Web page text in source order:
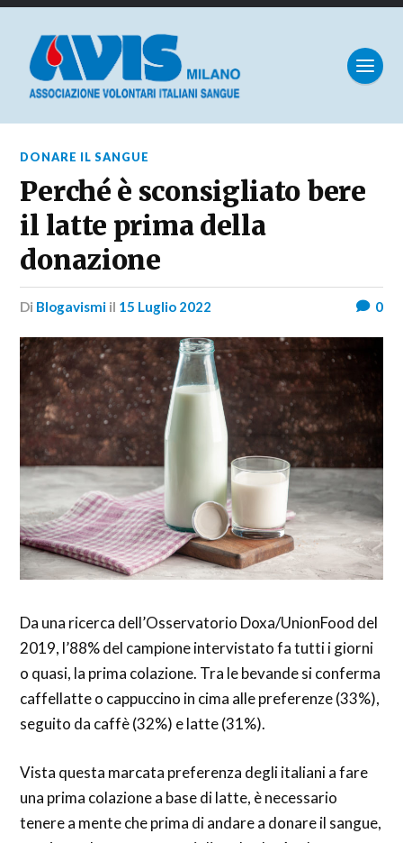
DONARE IL SANGUE
Perché è sconsigliato bere
il latte prima della
donazione
di Blogavismi il 15 Luglio 2022 0
Da una ricerca dell’Osservatorio Doxa/UnionFood del
2019, l’88% del campione intervistato fa tutti i giorni
o quasi, la prima colazione. Tra le bevande si conferma
caffellatte o cappuccino in cima alle preferenze (33%),
seguito da caffè (32%) e latte (31%).
Vista questa marcata preferenza degli italiani a fare
una prima colazione a base di latte, è necessario
tenere a mente che prima di andare a donare il sangue,